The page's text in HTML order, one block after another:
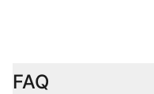
FAQ